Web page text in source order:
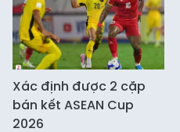
Xác định được 2 cặp
bán kết ASEAN Cup
2026